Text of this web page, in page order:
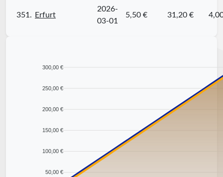
351. Erfurt
2026-
03-01
5,50 € 31,20 €
300,00 €
250,00 €
200,00 €
150,00 €
100,00 €
50,00 €